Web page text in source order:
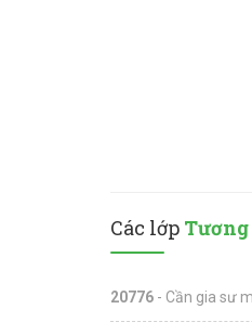
Các lớp
20776 - Cần gia sư